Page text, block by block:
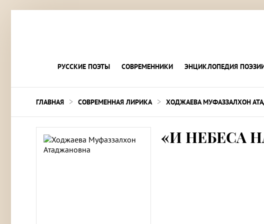
РУССКИЕ ПОЭТЫ СОВРЕМЕННИКИ ЭНЦИКЛОПЕДИЯ
ГЛАВНАЯ > СОВРЕМЕННАЯ ЛИРИКА > ХОДЖАЕВА МУФАЗЗАЛХОН
«И НЕБЕСА